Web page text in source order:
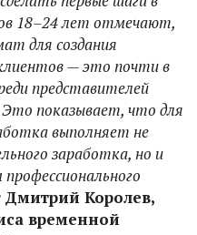
18–24 лет отмечают,
для создания
— это почти в
представителей
показывает, что для
выполняет не
заработка, но и
Дмитрий Королев,
временной